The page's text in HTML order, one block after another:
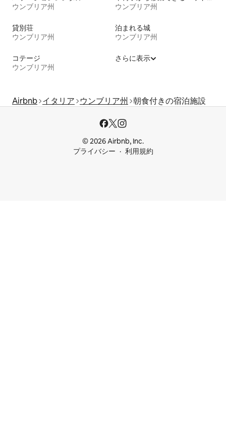
ウンブリア州
ウンブリア州
貸別荘
ウンブリア州
泊まれる城
ウンブリア州
コテージ
ウンブリア州
さらに表示
Airbnb イタリア ウンブリア州 朝食付きの宿泊施設
© 2026 Airbnb, Inc.
プライバシー
利用規約